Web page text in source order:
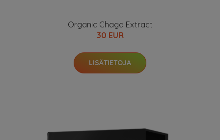
Organic Chaga Extract
30 EUR
LISÄTIETOJA